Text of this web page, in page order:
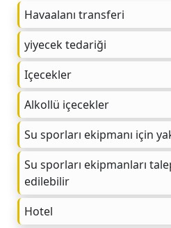
Havaalanı transferi
yiyecek tedariği
Içecekler
Alkollü içecekler
Su sporları ekipmanı için
Su sporları ekipmanları
edilebilir
Hotel